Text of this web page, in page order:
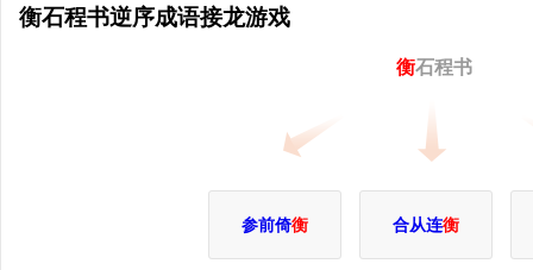
衡石程书逆序成语接龙游戏
衡石程书
参前倚衡 合从连衡